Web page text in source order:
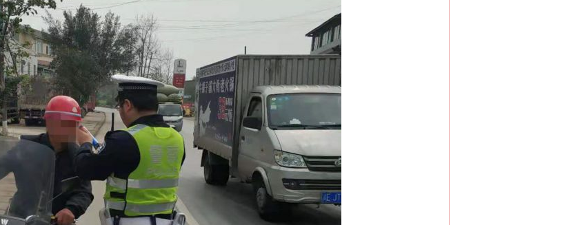
茶叶“炒上天”
“神药”背后的真相